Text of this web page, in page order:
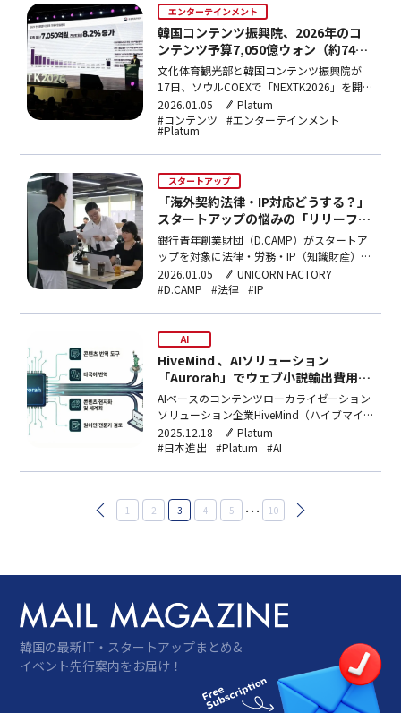
と定着したのは明らかである。ところが、
韓…
エンターテインメント
韓国コンテンツ振興院、2026年のコ
ンテンツ予算7,050億ウォン（約747
億円）で編成… R&D・ゲーム・海外
進出を重点的に支援
文化体育観光部と韓国コンテンツ振興院が
17日、ソウルCOEXで「NEXTK2026」を開
き、2026年のコンテンツ産業の見通しと支
援政策の方向を発表した。来年度の韓国コン
テンツ振興院の予算は7050億ウォン（約747
億円）で前年比8.2％増加した。今回の予算
2026.01.05
Platum
#コンテンツ
#エンターテインメント
#Platum
スタートアップ
「海外契約法律・IP対応どうする？」
スタートアップの悩みの「リリーフピ
ッチャー」に
銀行青年創業財団（D.CAMP）がスタートア
ップを対象に法律・労務・IP（知識財産）な
どの専門分野諮問機能を強化する。単純なオ
フィスの提供を超え、スタートアップが内部
よると、来年△韓国・アメリカ・日本などの
法律諮…
2026.01.05
UNICORN FACTORY
#D.CAMP
#法律 #IP
AI
HiveMind 、AIソリューション
「Aurorah」でウェブ小説輸出費用の
障壁を下げる… 日本市場攻略
AIベースのコンテンツローカライゼーション
ソリューション企業HiveMind（ハイブマイ
ンド）が出版社Insightbriz（インサイトブリ
ーズ）、Storinlab（ストリンラボ）とウェ
2025.12.18
Platum
#日本進出
#Platum #AI
ー
送
り
1 2 3 4 5 … 10
韓国の最新IT・スタートアップまとめ&
イベント先行案内をお届け！